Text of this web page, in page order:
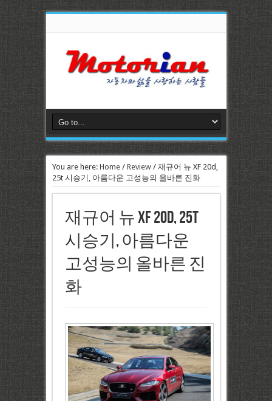
You are here: Home/ Review/ 재규어 뉴 XF 20d,
25t 시승기, 아름다운 고성능의 올바른 진화
재규어 뉴 XF 20d, 25t
시승기, 아름다운
고성능의 올바른 진
화